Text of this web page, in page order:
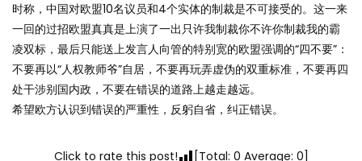
时称，中国对欧盟10名议员和4个实体的制裁是不可接受的。这一来
一回的过招欧盟真真是上演了一出只许我制裁你不许你制裁我的霸
凌双标，最后只能送上发言人向管的特别宽的欧盟强调的“四不要”：
不要再以“人权教师爷”自居，不要再玩弄虚伪的双重标准，不要再四
处干涉别国内政，不要在错误的道路上越走越远。
希望欧方认识到错误的严重性，反躬自省，纠正错误。
Click to rate this post! [Total: 0 Average: 0]